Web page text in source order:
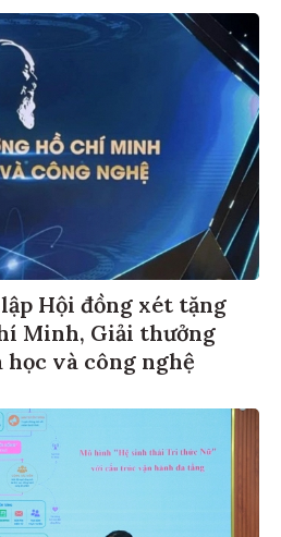
Hội đồng xét tặng
Minh, Giải thưởng
học và công nghệ